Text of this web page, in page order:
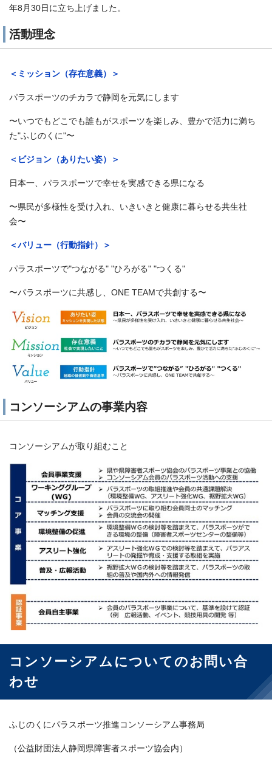
年8月30日に立ち上げました。
活動理念
＜ミッション（存在意義）＞
パラスポーツのチカラで静岡を元気にします
〜いつでもどこでも誰もがスポーツを楽しみ、豊かで活力に満ち
た"ふじのくに"〜
＜ビジョン（ありたい姿）＞
日本一、パラスポーツで幸せを実感できる県になる
〜県民が多様性を受け入れ、いきいきと健康に暮らせる共生社
会〜
＜バリュー（行動指針）＞
パラスポーツで"つながる" "ひろがる" "つくる"
〜パラスポーツに共感し、ONE TEAMで共創する〜
コンソーシアムの事業内容
コンソーシアムが取り組むこと
コンソーシアムについてのお問い合
わせ
ふじのくにパラスポーツ推進コンソーシアム事務局
（公益財団法人静岡県障害者スポーツ協会内）